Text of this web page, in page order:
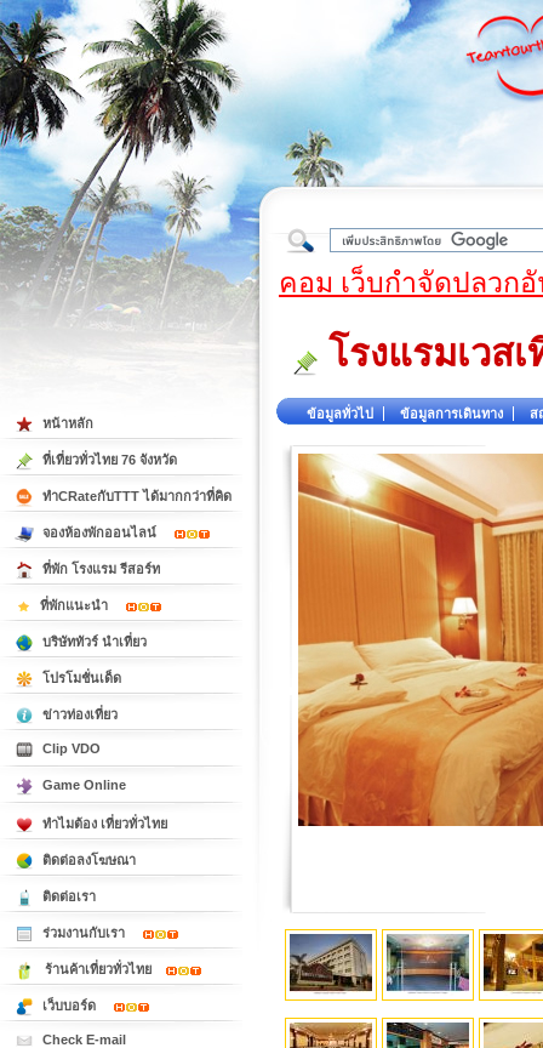
ต้
คอม เว็บกำจัดปลวก
โรงแรมเวส
ข้อมูลทั่วไป ข้อมูลการเดินทาง ส
หน้าหลัก
ที่เที่ยวทั่วไทย 76 จังหวัด
ทำCRateกับTTT ได้มากกว่าที่คิด
จองห้องพักออนไลน์
ที่พัก โรงแรม รีสอร์ท
ที่พักแนะนำ
บริษัททัวร์ นำเที่ยว
โปรโมชั่นเด็ด
ข่าวท่องเที่ยว
Clip VDO
Game Online
ทำไมต้อง เที่ยวทั่วไทย
ติดต่อลงโฆษณา
ติดต่อเรา
ร่วมงานกับเรา
ร้านค้าเที่ยวทั่วไทย
เว็บบอร์ด
Check E-mail